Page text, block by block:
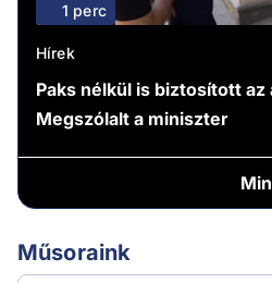
1 perc
Hírek
Paks nélkül is biztosított az
Megszólalt a miniszter
Műsoraink